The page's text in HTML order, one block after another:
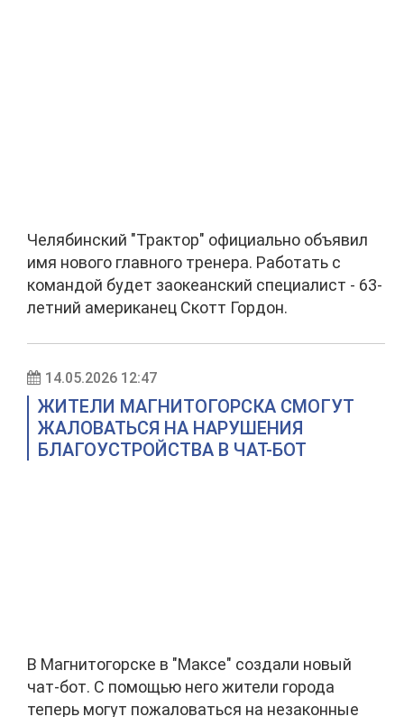
Челябинский "Трактор" официально объявил
имя нового главного тренера. Работать с
командой будет заокеанский специалист - 63-
летний американец Скотт Гордон.
14.05.2026 12:47
ЖИТЕЛИ МАГНИТОГОРСКА СМОГУТ
ЖАЛОВАТЬСЯ НА НАРУШЕНИЯ
БЛАГОУСТРОЙСТВА В ЧАТ-БОТ
В Магнитогорске в "Максе" создали новый
чат‑бот. С помощью него жители города
теперь могут пожаловаться на незаконные